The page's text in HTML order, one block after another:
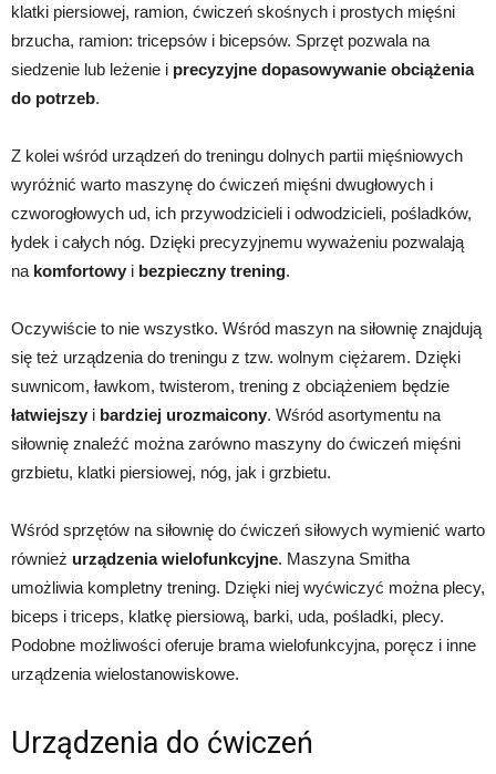
klatki piersiowej, ramion, ćwiczeń skośnych i prostych mięśni
brzucha, ramion: tricepsów i bicepsów. Sprzęt pozwala na
siedzenie lub leżenie i precyzyjne dopasowywanie obciążenia
do potrzeb.
Z kolei wśród urządzeń do treningu dolnych partii mięśniowych
wyróżnić warto maszynę do ćwiczeń mięśni dwugłowych i
czworogłowych ud, ich przywodzicieli i odwodzicieli, pośladków,
łydek i całych nóg. Dzięki precyzyjnemu wyważeniu pozwalają
na komfortowy i bezpieczny trening.
Oczywiście to nie wszystko. Wśród maszyn na siłownię znajdują
się też urządzenia do treningu z tzw. wolnym ciężarem. Dzięki
suwnicom, ławkom, twisterom, trening z obciążeniem będzie
łatwiejszy i bardziej urozmaicony. Wśród asortymentu na
siłownię znaleźć można zarówno maszyny do ćwiczeń mięśni
grzbietu, klatki piersiowej, nóg, jak i grzbietu.
Wśród sprzętów na siłownię do ćwiczeń siłowych wymienić warto
również urządzenia wielofunkcyjne. Maszyna Smitha
umożliwia kompletny trening. Dzięki niej wyćwiczyć można plecy,
biceps i triceps, klatkę piersiową, barki, uda, pośladki, plecy.
Podobne możliwości oferuje brama wielofunkcyjna, poręcz i inne
urządzenia wielostanowiskowe.
Urządzenia do ćwiczeń